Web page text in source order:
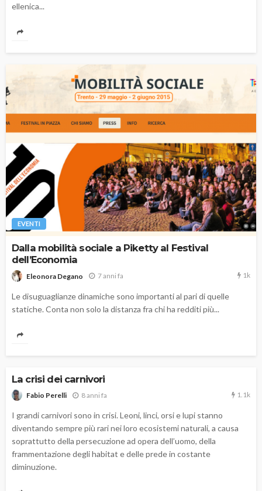
ellenica...
EVENTI
Dalla mobilità sociale a Piketty al Festival
dell’Economia
Eleonora Degano 7 anni fa 1k
Le disuguaglianze dinamiche sono importanti al pari di quelle
statiche. Conta non solo la distanza fra chi ha redditi più...
La crisi dei carnivori
Fabio Perelli 8 anni fa 1.1k
I grandi carnivori sono in crisi. Leoni, linci, orsi e lupi stanno
diventando sempre più rari nei loro ecosistemi naturali, a causa
soprattutto della persecuzione ad opera dell’uomo, della
frammentazione degli habitat e delle prede in costante
diminuzione.